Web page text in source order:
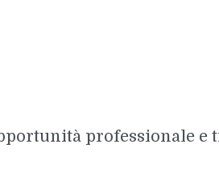
professionale e